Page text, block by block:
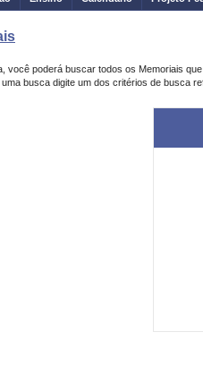
você poderá buscar todos os Memoriais
busca digite um dos critérios de busca